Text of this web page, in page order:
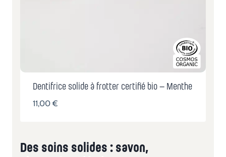
Dentifrice solide à frotter certifié bio – Menthe
11,00€
Des soins solides : savon,